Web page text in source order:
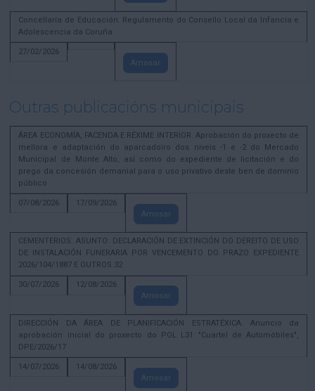
Concellaría de Educación. Regulamento do Consello Local da Infancia e
Adolescencia da Coruña
27/02/2026
Amosar
Outras publicacións municipais
ÁREA ECONOMÍA, FACENDA E RÉXIME INTERIOR. Aprobación do proxecto de
mellora e adaptación do aparcadoiro dos niveis -1 e -2 do Mercado
Municipal de Monte Alto, así como do expediente de licitación e do
prego da concesión demanial para o uso privativo deste ben de dominio
público
07/08/2026
17/09/2026
Amosar
CEMENTERIOS. ASUNTO: DECLARACIÓN DE EXTINCIÓN DO DEREITO DE USO
DE INSTALACIÓN FUNERARIA POR VENCEMENTO DO PRAZO EXPEDIENTE
2026/104/1887 E OUTROS 32
30/07/2026
12/08/2026
Amosar
DIRECCIÓN DA ÁREA DE PLANIFICACIÓN ESTRATÉXICA. Anuncio da
aprobación inicial do proxecto do POL L31 "Cuartel de Automóbiles",
DPE/2026/17
14/07/2026
14/08/2026
Amosar